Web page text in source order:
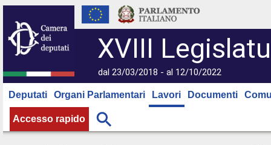
XVIII
dal 23/03/2018 - al 12/10/2022
Deputati Organi Parlamentari Lavori Documenti
Accesso rapido